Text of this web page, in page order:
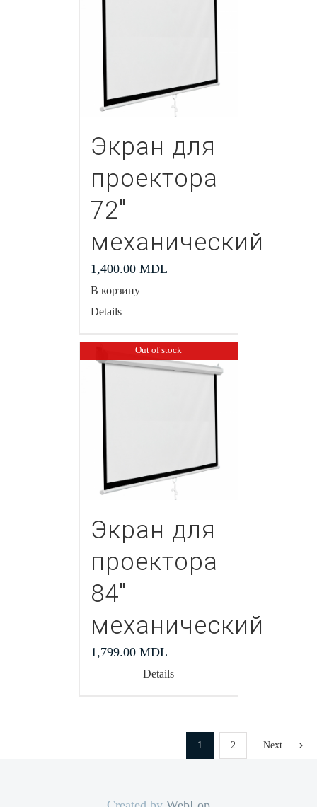
Экран для
проектора
72″
механический
1,400.00 MDL
В корзину
Details
Out of stock
Экран для
проектора
84″
механический
1,799.00 MDL
Details
1 2 Next